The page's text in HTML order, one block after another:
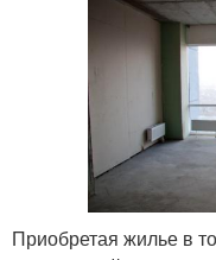
Приобретая жилье в